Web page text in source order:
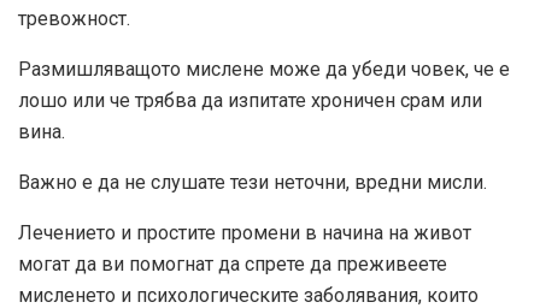
тревожност.
Размишляващото мислене може да убеди човек, че е
лошо или че трябва да изпитате хроничен срам или
вина.
Важно е да не слушате тези неточни, вредни мисли.
Лечението и простите промени в начина на живот
могат да ви помогнат да спрете да преживеете
мисленето и психологическите заболявания, които